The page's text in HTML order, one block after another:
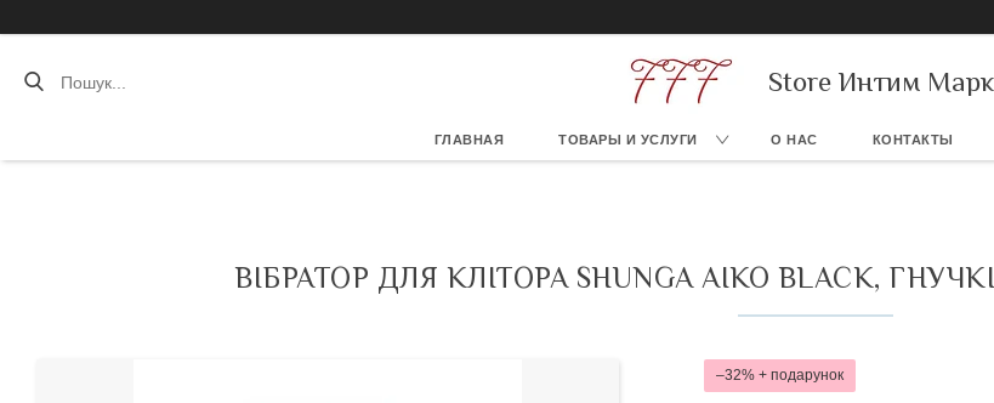
Store Интим
ГЛАВНАЯ ТОВАРЫ И УСЛУГИ О НАС КОНТАКТЫ
ВІБРАТОР ДЛЯ КЛІТОРА SHUNGA AIKO BLACK,
–32%